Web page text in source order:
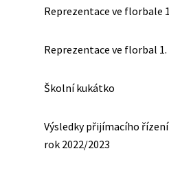
Reprezentace ve florbale
Reprezentace ve florbal 1.
Školní kukátko
Výsledky přijímacího
rok 2022/2023